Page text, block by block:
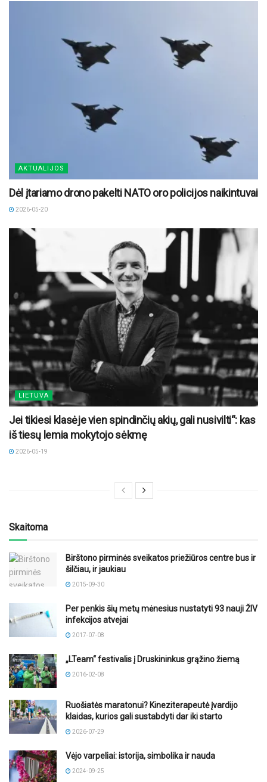
AKTUALIJOS
Dėl įtariamo drono pakelti NATO oro policijos naikintuvai
2026-05-20
LIETUVA
Jei tikiesi klasėje vien spindinčių akių, gali nusivilti“: kas
iš tiesų lemia mokytojo sėkmę
2026-05-19
Skaitoma
Birštono pirminės sveikatos priežiūros centre bus ir
šilčiau, ir jaukiau
2015-09-30
Per penkis šių metų mėnesius nustatyti 93 nauji ŽIV
infekcijos atvejai
2017-07-08
„LTeam“ festivalis į Druskininkus grąžino žiemą
2016-02-08
Ruošiatės maratonui? Kineziterapeutė įvardijo
klaidas, kurios gali sustabdyti dar iki starto
2026-07-29
Vėjo varpeliai: istorija, simbolika ir nauda
2024-09-25